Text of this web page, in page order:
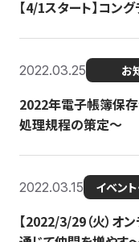
【4/1スタート】コン
2022.03.25 お
2022年電子帳簿保
処理規程の策定～
2022.03.15 イベント
【2022/3/29（火）オ